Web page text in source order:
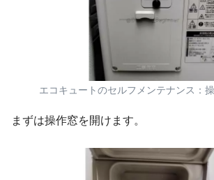
エコキュートのセルフメンテナンス：
まずは操作窓を開けます。